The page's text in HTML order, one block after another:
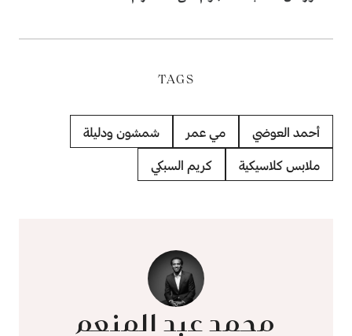
TAGS
أحمد العوضي مي عمر شمشون ودليلة
ملابس كلاسيكية كريم السبكي
محمد عبد المنعم